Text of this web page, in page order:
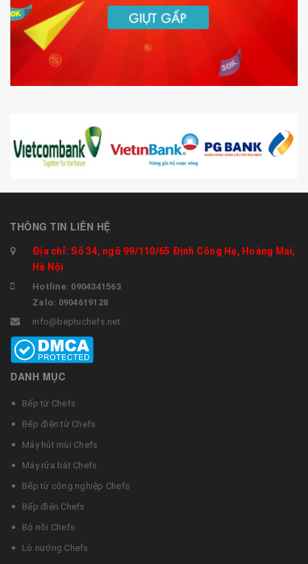
THÔNG TIN LIÊN HỆ
Địa chỉ: Số 34, ngõ 99/110/65 Định Công Hạ, Hoàng Mai,
Hà Nội
Hotline: 0904341563
Zalo: 0904619128
info@beptuchefs.net
DANH MỤC
Bếp từ Chefs
Bếp điện từ Chefs
Máy hút mùi Chefs
Máy rửa bát Chefs
Bếp từ công nghiệp Chefs
Bếp điện Chefs
Bộ nồi Chefs
Lò nướng Chefs